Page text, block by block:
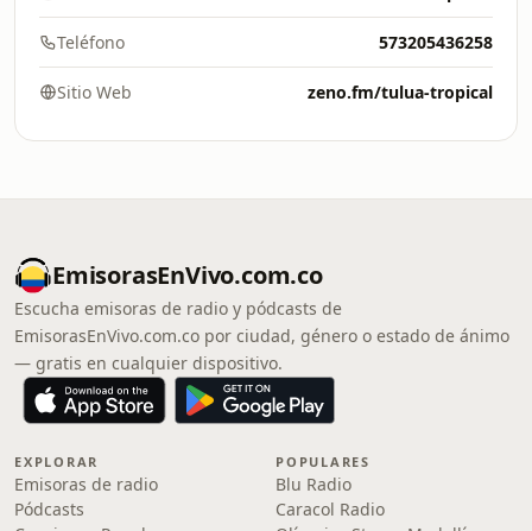
Teléfono 573205436258
Sitio Web zeno.fm/tulua-tropical
EmisorasEnVivo.com.co
Escucha emisoras de radio y pódcasts de
EmisorasEnVivo.com.co por ciudad, género o estado de ánimo
— gratis en cualquier dispositivo.
EXPLORAR
Emisoras de radio
Pódcasts
POPULARES
Blu Radio
Caracol Radio